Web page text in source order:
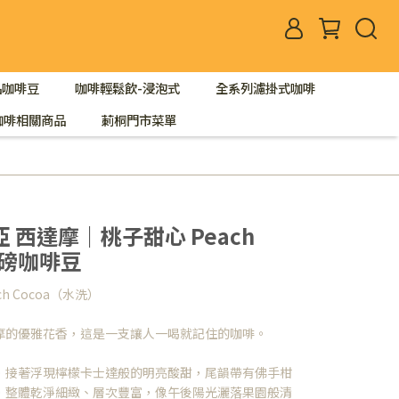
啡豆 咖啡輕鬆飲-浸泡式
全系列濾掛式咖啡
相關商品 莿桐門市菜單
西達摩｜桃子甜心 Peach
咖啡豆
Cocoa（水洗）
優雅花香，這是一支讓人一喝就記住的咖啡。
著浮現檸檬卡士達般的明亮酸甜，尾韻帶有佛手柑
體乾淨細緻、層次豐富，像午後陽光灑落果園般清